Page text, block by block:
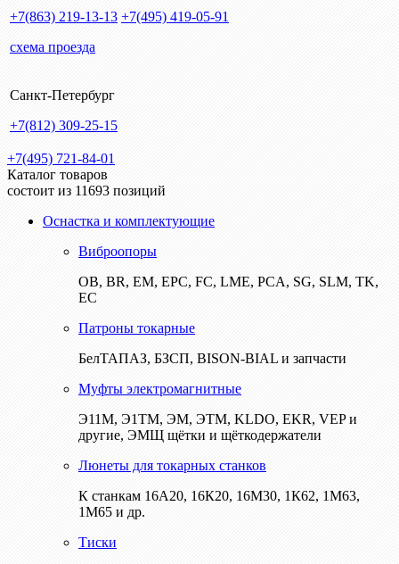
+7(863) 219-13-13
схема проезда
+7(495) 419-05-91
Санкт-Петербург
+7(812) 309-25-15
+7(495) 721-84-01
Каталог товаров
состоит из 11693 позиций
Оснастка и комплектующие
Виброопоры
ОВ, BR, EM, EPC, FC, LME, PCA, SG, SLM, TK,
EC
Патроны токарные
БелТАПАЗ, БЗСП, BISON-BIAL и запчасти
Муфты электромагнитные
Э11М, Э1ТМ, ЭМ, ЭТМ, KLDO, EKR, VEP и
другие, ЭМЩ щётки и щёткодержатели
Люнеты для токарных станков
К станкам 16А20, 16К20, 16М30, 1К62, 1М63,
1М65 и др.
Тиски